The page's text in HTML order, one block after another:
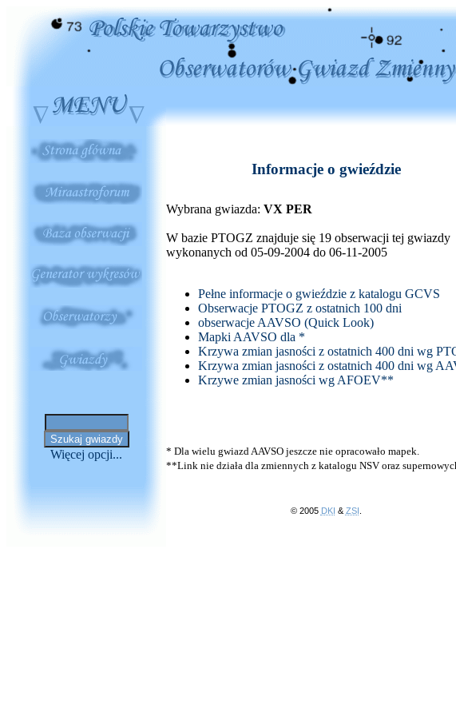
Więcej opcji...
Informacje o gwieździe
Wybrana gwiazda: VX PER
W bazie PTOGZ znajduje się 19 obserwacji tej gwiazdy
wykonanych od 05-09-2004 do 06-11-2005
Pełne informacje o gwieździe z katalogu GCVS
Obserwacje PTOGZ z ostatnich 100 dni
obserwacje AAVSO (Quick Look)
Mapki AAVSO dla *
Krzywa zmian jasności z ostatnich 400 dni wg
Krzywa zmian jasności z ostatnich 400 dni wg
Krzywe zmian jasności wg AFOEV**
* Dla wielu gwiazd AAVSO jeszcze nie opracowało mapek.
**Link nie działa dla zmiennych z katalogu NSV oraz
© 2005 DKI & ZSI